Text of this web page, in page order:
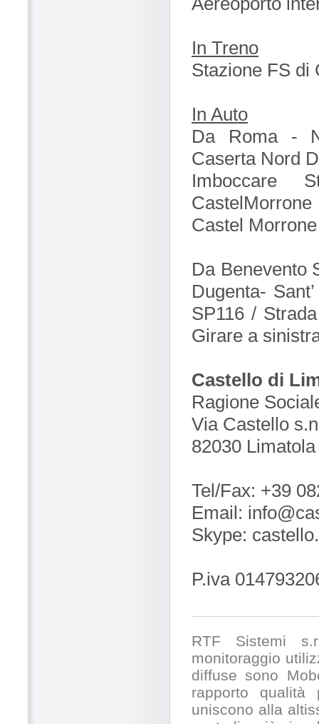
In Treno
Stazione FS di
In Auto
Da Roma -
Caserta Nord
Imboccare
Castel
Da Benevento
Dugenta-
SP116 /
Girare a
Castello di
Ragione
Via Castello
82030
Tel/Fax: +39
Email:
Skype:
P.iva
RTF Sistemi
monitoraggio
diffuse sono
rapporto qualità
uniscono alla